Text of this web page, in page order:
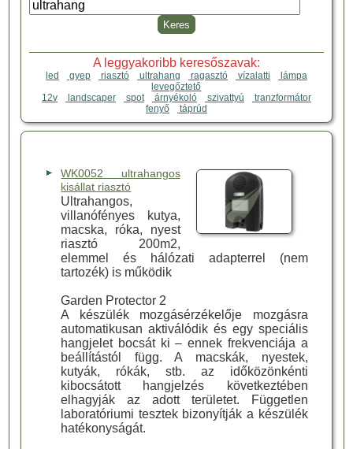
A leggyakoribb keresőszavak:
led gyep riasztó ultrahang ragasztó vízalatti
lámpa
levegőztető
12v
landscaper spot árnyékoló szivattyú
tranzformátor
fenyő
táprúd
WK0052 ultrahangos
kisállat riasztó
Ultrahangos,
villanófényes kutya,
macska, róka, nyest
riasztó 200m2,
elemmel és hálózati adapterrel (nem
tartozék) is működik
Garden Protector 2
A készülék mozgásérzékelője mozgásra
automatikusan aktiválódik és egy speciális
hangjelet bocsát ki – ennek frekvenciája a
beállítástól függ. A macskák, nyestek,
kutyák, rókák, stb. az időközönkénti
kibocsátott hangjelzés következtében
elhagyják az adott területet. Független
laboratóriumi tesztek bizonyítják a készülék
hatékonyságát.